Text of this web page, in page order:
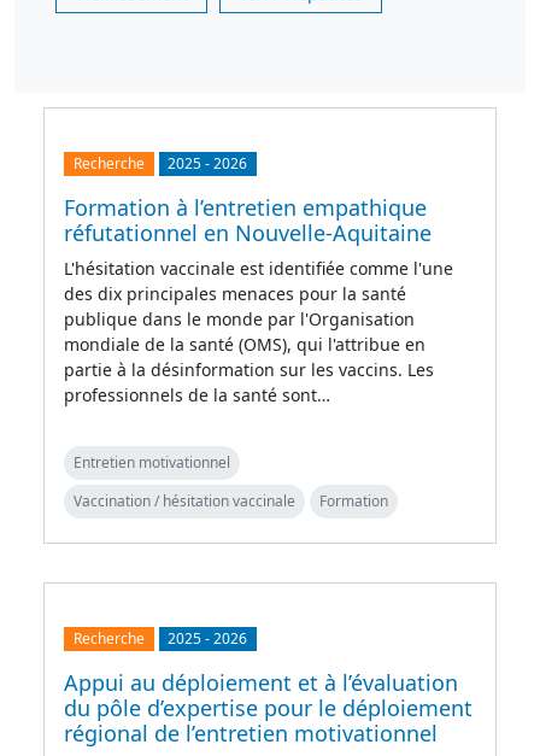
Recherche 2025-2026
Formation à l’entretien empathique
réfutationnel en Nouvelle-Aquitaine
L'hésitation vaccinale est identifiée comme l'une
des dix principales menaces pour la santé
publique dans le monde par l'Organisation
mondiale de la santé (OMS), qui l'attribue en
partie à la désinformation sur les vaccins. Les
professionnels de la santé sont…
Entretien motivationnel
Vaccination / hésitation vaccinale
Formation
Recherche 2025-2026
Appui au déploiement et à l’évaluation
du pôle d’expertise pour le déploiement
régional de l’entretien motivationnel